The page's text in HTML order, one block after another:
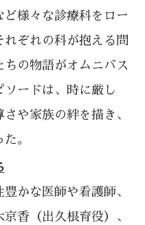
様々な診療科をロー
ぞれの科が抱える問
の物語がオムニバス
ードは、時に厳し
や家族の絆を描き、
。
かな医師や看護師、
香（出久根育役）、